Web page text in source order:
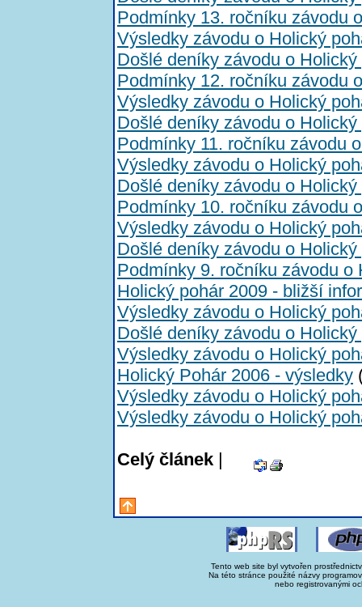
Podmínky 13. ročníku závodu
Výsledky závodu o Holický
Došlé deníky závodu o Holický
Podmínky 12. ročníku závodu
Výsledky závodu o Holický
Došlé deníky závodu o Holický
Podmínky 11. ročníku závodu
Výsledky závodu o Holický
Došlé deníky závodu o Holický
Podmínky 10. ročníku závodu
Výsledky závodu o Holický
Došlé deníky závodu o Holický
Podmínky 9. ročníku závodu o
Holický pohár 2009 - bližší
Výsledky závodu o Holický
Došlé deníky závodu o Holický
Výsledky závodu o Holický
Holický Pohár 2006 - výsledky
Výsledky závodu o Holický
Výsledky závodu o Holický
Celý článek |
Tento web site byl vytvořen
Na této stránce použité názvy
nebo registrovanými